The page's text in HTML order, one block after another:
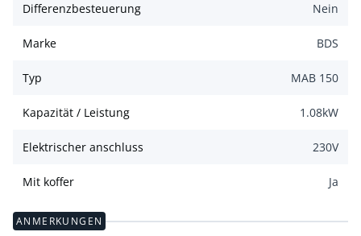
Differenzbesteuerung Nein
Marke BDS
Typ MAB 150
Kapazität / Leistung 1.08kW
Elektrischer anschluss 230V
Mit koffer Ja
ANMERKUNGEN